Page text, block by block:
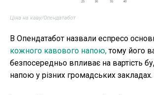
Ціна на каву/Опендатабот
В Опендатабот назвали еспресо
кожного кавового напою,тому його
безпосередньо впливає на вартість
напою у різних громадських закладах.